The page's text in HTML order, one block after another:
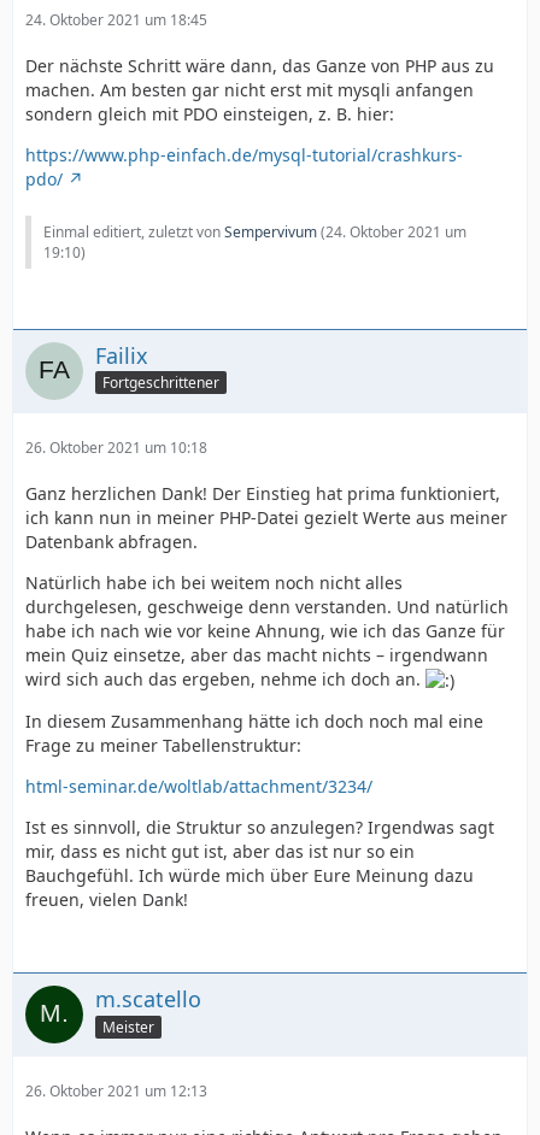
24. Oktober 2021 um 18:45
Der nächste Schritt wäre dann, das Ganze von PHP aus zu
machen. Am besten gar nicht erst mit mysqli anfangen
sondern gleich mit PDO einsteigen, z. B. hier:
https://www.php-einfach.de/mysql-tutorial/crashkurs-
pdo/
Einmal editiert, zuletzt vonSempervivum(24. Oktober 2021 um
19:10)
Failix
Fortgeschrittener
26. Oktober 2021 um 10:18
Ganz herzlichen Dank! Der Einstieg hat prima funktioniert,
ich kann nun in meiner PHP-Datei gezielt Werte aus meiner
Datenbank abfragen.
Natürlich habe ich bei weitem noch nicht alles
durchgelesen, geschweige denn verstanden. Und natürlich
habe ich nach wie vor keine Ahnung, wie ich das Ganze für
mein Quiz einsetze, aber das macht nichts – irgendwann
wird sich auch das ergeben, nehme ich doch an.
In diesem Zusammenhang hätte ich doch noch mal eine
Frage zu meiner Tabellenstruktur:
html-seminar.de/woltlab/attachment/3234/
Ist es sinnvoll, die Struktur so anzulegen? Irgendwas sagt
mir, dass es nicht gut ist, aber das ist nur so ein
Bauchgefühl. Ich würde mich über Eure Meinung dazu
freuen, vielen Dank!
m.scatello
Meister
26. Oktober 2021 um 12:13